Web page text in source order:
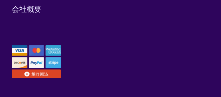
会社概要